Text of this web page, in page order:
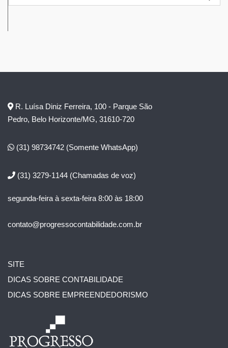
R. Luísa Diniz Ferreira, 100 - Parque São
Pedro, Belo Horizonte/MG, 31610-720
(31) 98734742 (Somente WhatsApp)
(31) 3279-1144 (Chamadas de voz)
segunda-feira à sexta-feira 8:00 às 18:00
contato@progressocontabilidade.com.br
SITE
DICAS SOBRE CONTABILIDADE
DICAS SOBRE EMPREENDEDORISMO